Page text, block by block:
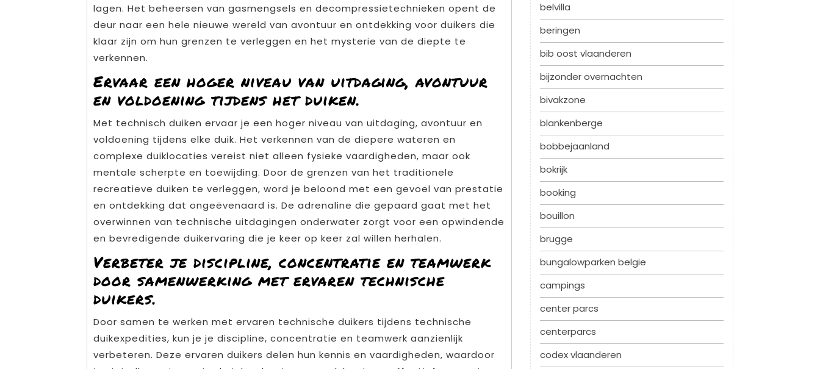
lagen. Het beheersen van gasmengsels en decompressietechnieken opent de
deur naar een hele nieuwe wereld van avontuur en ontdekking voor duikers die
klaar zijn om hun grenzen te verleggen en het mysterie van de diepte te
verkennen.
Ervaar een hoger niveau van uitdaging, avontuur
en voldoening tijdens het duiken.
Met technisch duiken ervaar je een hoger niveau van uitdaging, avontuur en
voldoening tijdens elke duik. Het verkennen van de diepere wateren en
complexe duiklocaties vereist niet alleen fysieke vaardigheden, maar ook
mentale scherpte en toewijding. Door de grenzen van het traditionele
recreatieve duiken te verleggen, word je beloond met een gevoel van prestatie
en ontdekking dat ongeëvenaard is. De adrenaline die gepaard gaat met het
overwinnen van technische uitdagingen onderwater zorgt voor een opwindende
en bevredigende duikervaring die je keer op keer zal willen herhalen.
Verbeter je discipline, concentratie en teamwerk
door samenwerking met ervaren technische
duikers.
Door samen te werken met ervaren technische duikers tijdens technische
duikexpedities, kun je je discipline, concentratie en teamwerk aanzienlijk
verbeteren. Deze ervaren duikers delen hun kennis en vaardigheden, waardoor
belvilla
beringen
bib oost vlaanderen
bijzonder overnachten
bivakzone
blankenberge
bobbejaanland
bokrijk
booking
bouillon
brugge
bungalowparken belgie
campings
center parcs
centerparcs
codex vlaanderen